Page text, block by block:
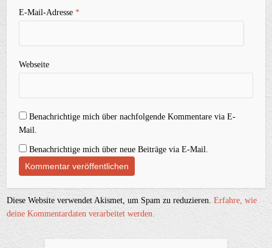
E-Mail-Adresse*
Webseite
Benachrichtige mich über nachfolgende Kommentare via E-
Mail.
Benachrichtige mich über neue Beiträge via E-Mail.
Diese Website verwendet Akismet, um Spam zu reduzieren.Erfahre, wie
deine Kommentardaten verarbeitet werden.